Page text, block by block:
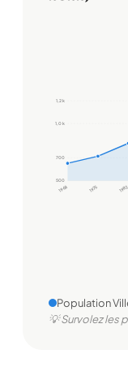
500
700
1,0 k
1,2 k
1968 1975 1982
Population
💡 Survolez les